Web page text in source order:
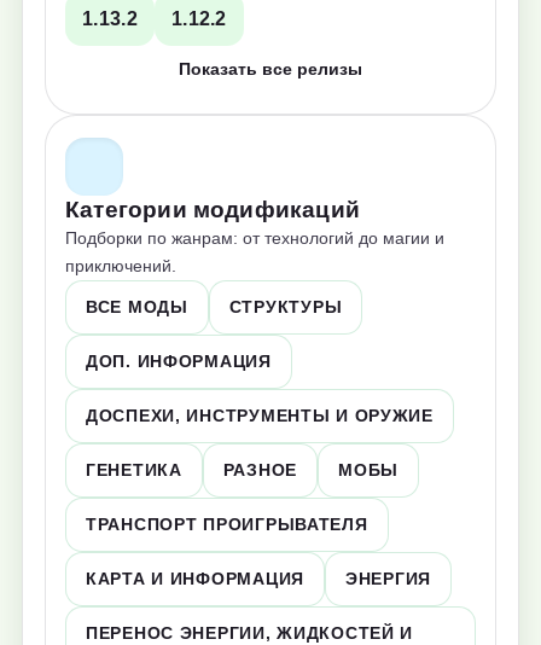
1.13.2 1.12.2
Показать все релизы
Категории модификаций
Подборки по жанрам: от технологий до магии и
приключений.
ВСЕ МОДЫ СТРУКТУРЫ
ДОП. ИНФОРМАЦИЯ
ДОСПЕХИ, ИНСТРУМЕНТЫ И ОРУЖИЕ
ГЕНЕТИКА РАЗНОЕ МОБЫ
ТРАНСПОРТ ПРОИГРЫВАТЕЛЯ
КАРТА И ИНФОРМАЦИЯ ЭНЕРГИЯ
ПЕРЕНОС ЭНЕРГИИ, ЖИДКОСТЕЙ И